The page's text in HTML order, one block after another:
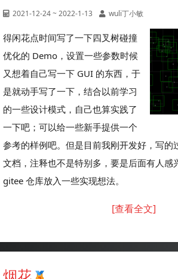
2021-12-24 ~ 2022-1-13 wuli丁小敏
得闲花点时间写了一下四叉树碰撞
优化的 Demo，设置一些参数时候
又想着自己写一下 GUI 的东西，于
是就动手写了一下，结合以前学习
的一些设计模式，自己也算实践了
一下吧；可以给一些新手提供一个
参考的样例吧。但是目前我刚开发好，写的
文档，注释也不是特别多，要是后面有人感
gitee 仓库放入一些实现想法。
[查看全文]